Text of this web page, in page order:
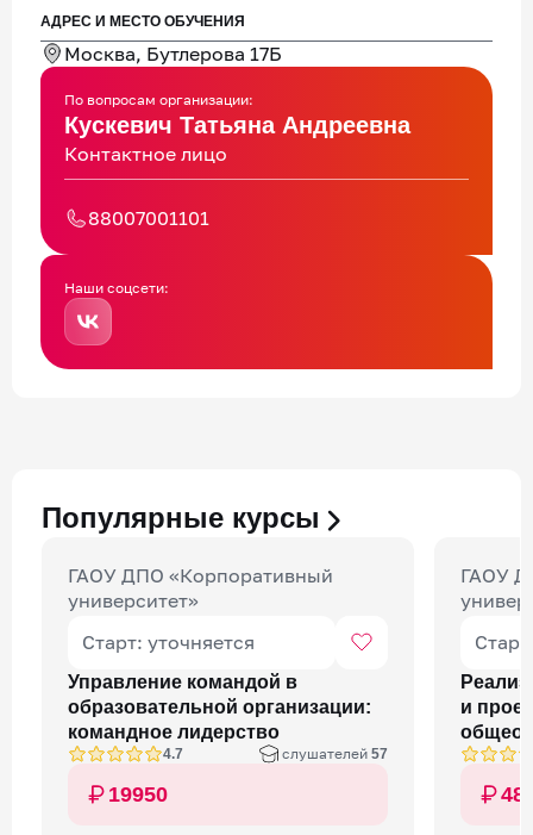
АДРЕС И МЕСТО ОБУЧЕНИЯ
Москва, Бутлерова 17Б
По вопросам организации:
Кускевич Татьяна Андреевна
Контактное лицо
88007001101
Наши соцсети:
Популярные курсы
ГАОУ ДПО «Корпоративный
университет»
Старт: уточняется
Управление командой в
образовательной организации:
командное лидерство
4.7 слушателей 57
19950
ГАОУ
и